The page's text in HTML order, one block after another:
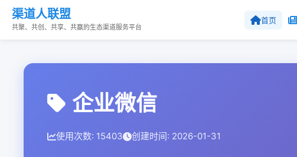
渠道人联盟
共聚、共创、共享、共赢的生态渠道服务平台
首页
企业微信
使用次数: 15403 创建时间: 2026-01-31